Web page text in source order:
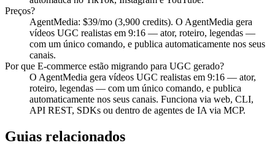
Preços?
AgentMedia: $39/mo (3,900 credits). O AgentMedia gera
vídeos UGC realistas em 9:16 — ator, roteiro, legendas —
com um único comando, e publica automaticamente nos seus
canais.
Por que E-commerce estão migrando para UGC gerado?
O AgentMedia gera vídeos UGC realistas em 9:16 — ator,
roteiro, legendas — com um único comando, e publica
automaticamente nos seus canais. Funciona via web, CLI,
API REST, SDKs ou dentro de agentes de IA via MCP.
Guias relacionados